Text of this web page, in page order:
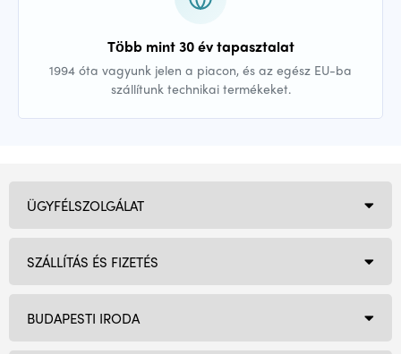
Több mint 30 év tapasztalat
1994 óta vagyunk jelen a piacon, és az egész EU-ba
szállítunk technikai termékeket.
BUDAPESTI IRODA
ÜGYFÉLSZOLGÁLAT
SZÁLLÍTÁS ÉS FIZETÉS